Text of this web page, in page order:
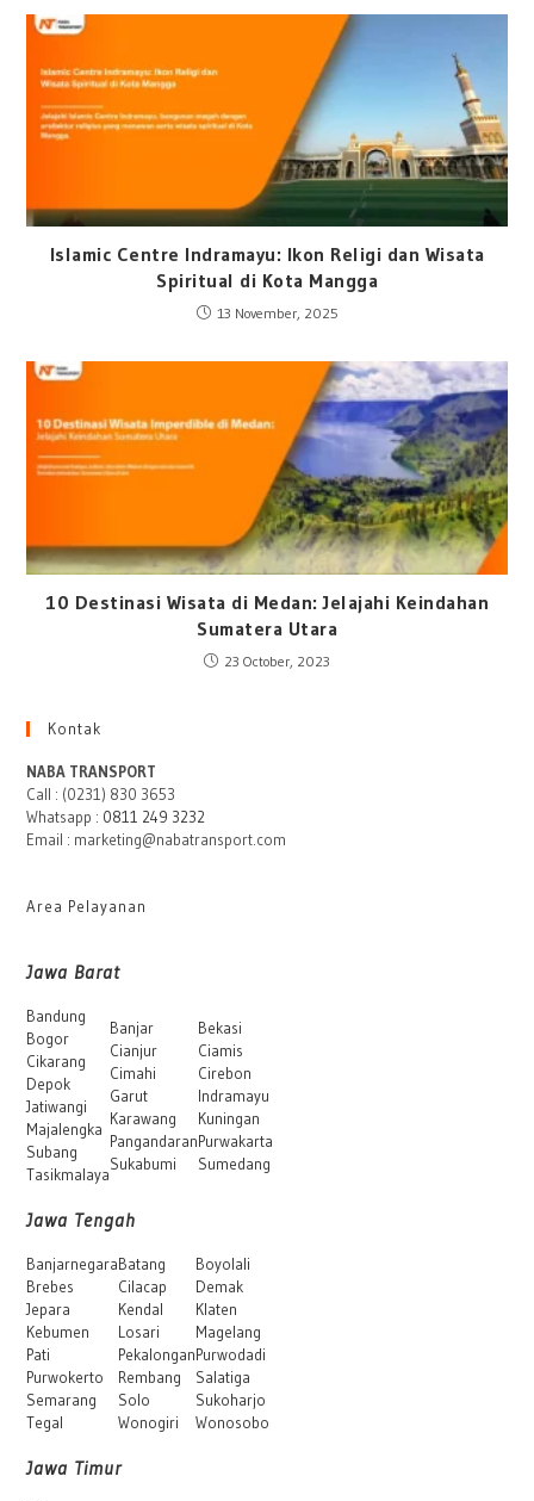
Islamic Centre Indramayu: Ikon Religi dan Wisata
Spiritual di Kota Mangga
13 November, 2025
10 Destinasi Wisata di Medan: Jelajahi Keindahan
Sumatera Utara
23 October, 2023
Kontak
NABA TRANSPORT
Call : (0231) 830 3653
Whatsapp : 0811 249 3232
Email : marketing@nabatransport.com
Area Pelayanan
Jawa Barat
Bandung
Bogor
Cikarang
Depok
Jatiwangi
Majalengka
Subang
Tasikmalaya
Banjar
Cianjur
Cimahi
Garut
Karawang
Pangandaran
Sukabumi
Bekasi
Ciamis
Cirebon
Indramayu
Kuningan
Purwakarta
Sumedang
Jawa Tengah
Banjarnegara
Brebes
Jepara
Kebumen
Pati
Purwokerto
Semarang
Tegal
Batang
Cilacap
Kendal
Losari
Pekalongan
Rembang
Solo
Wonogiri
Boyolali
Demak
Klaten
Magelang
Purwodadi
Salatiga
Sukoharjo
Wonosobo
Jawa Timur